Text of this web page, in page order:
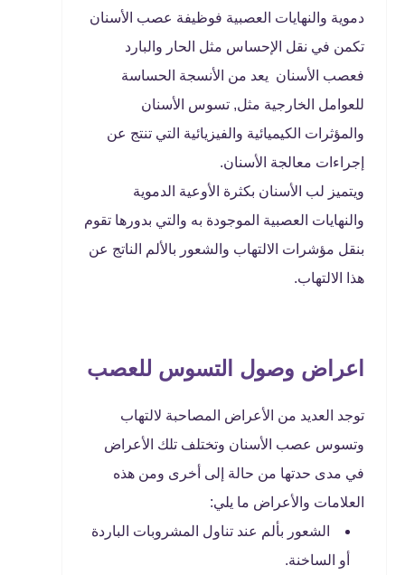
دموية والنهايات العصبية فوظيفة عصب الأسنان
تكمن في نقل الإحساس مثل الحار والبارد
فعصب الأسنان يعد من الأنسجة الحساسة
للعوامل الخارجية مثل, تسوس الأسنان
والمؤثرات الكيميائية والفيزيائية التي تنتج عن
إجراءات معالجة الأسنان.
ويتميز لب الأسنان بكثرة الأوعية الدموية
والنهايات العصبية الموجودة به والتي بدورها تقوم
بنقل مؤشرات الالتهاب والشعور بالألم الناتج عن
هذا الالتهاب.
اعراض وصول التسوس للعصب
توجد العديد من الأعراض المصاحبة لالتهاب
وتسوس عصب الأسنان وتختلف تلك الأعراض
في مدى حدتها من حالة إلى أخرى ومن هذه
العلامات والأعراض ما يلي:
الشعور بألم عند تناول المشروبات الباردة
أو الساخنة.